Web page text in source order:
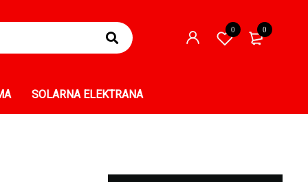
0
0
SOLARNA ELEKTRANA